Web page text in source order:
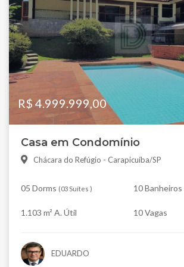
R$ 4.999.999,00
Casa em Condomínio
Chácara do Refúgio - Carapicuíba/SP
05 Dorms (03 Suítes ) 10 Banheiros
1.103 m² A. Útil 10 Vagas
EDUARDO